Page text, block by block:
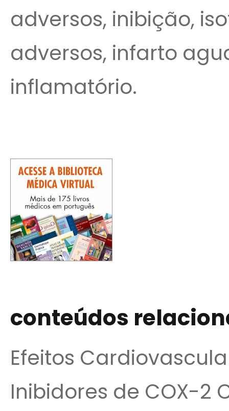
adversos, inibição,
adversos, infarto
inflamatório.
conteúdos
Efeitos
Inibidores de COX-2